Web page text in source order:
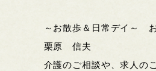
～お散歩＆日常デイ～
栗原 信夫
介護のご相談や、求人の